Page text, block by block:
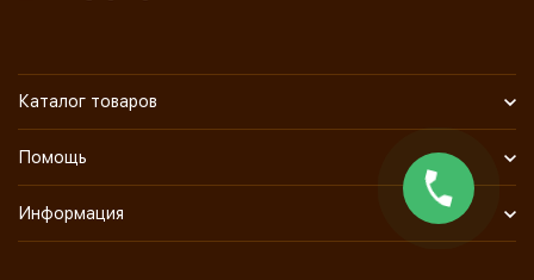
Каталог товаров
Помощь
Информация